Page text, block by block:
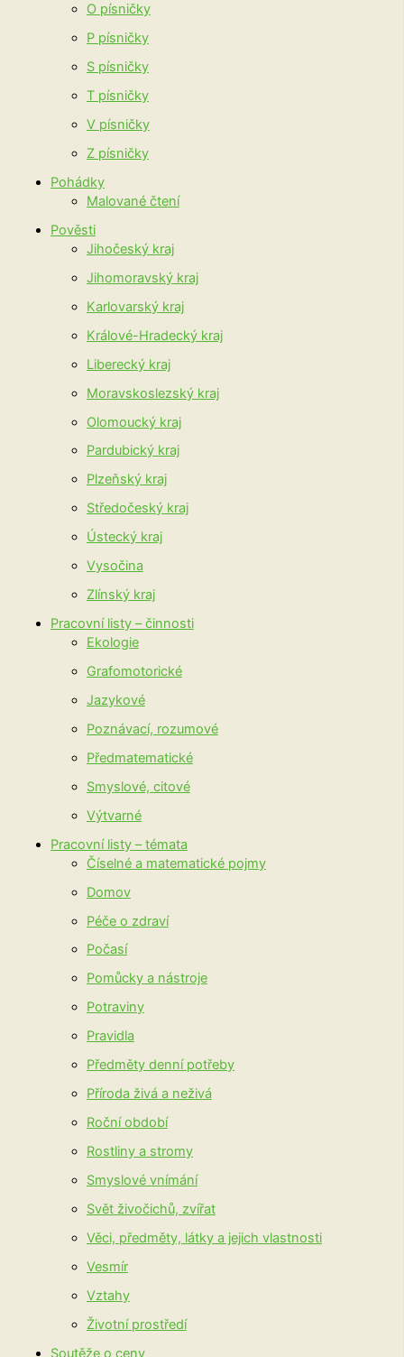
O písničky
P písničky
S písničky
T písničky
V písničky
Z písničky
Pohádky
Malované čtení
Pověsti
Jihočeský kraj
Jihomoravský kraj
Karlovarský kraj
Králové-Hradecký kraj
Liberecký kraj
Moravskoslezský kraj
Olomoucký kraj
Pardubický kraj
Plzeňský kraj
Středočeský kraj
Ústecký kraj
Vysočina
Zlínský kraj
Pracovní listy – činnosti
Ekologie
Grafomotorické
Jazykové
Poznávací, rozumové
Předmatematické
Smyslové, citové
Výtvarné
Pracovní listy – témata
Číselné a matematické pojmy
Domov
Péče o zdraví
Počasí
Pomůcky a nástroje
Potraviny
Pravidla
Předměty denní potřeby
Příroda živá a neživá
Roční období
Rostliny a stromy
Smyslové vnímání
Svět živočichů, zvířat
Věci, předměty, látky a jejich vlastnosti
Vesmír
Vztahy
Životní prostředí
Soutěže o ceny